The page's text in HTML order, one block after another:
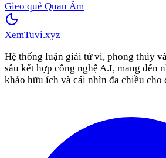
Gieo quẻ Quan Âm
XemTuvi.xyz
Hệ thống luận giải tử vi, phong thủy
sâu kết hợp công nghệ A.I, mang đến
khảo hữu ích và cái nhìn đa chiều cho